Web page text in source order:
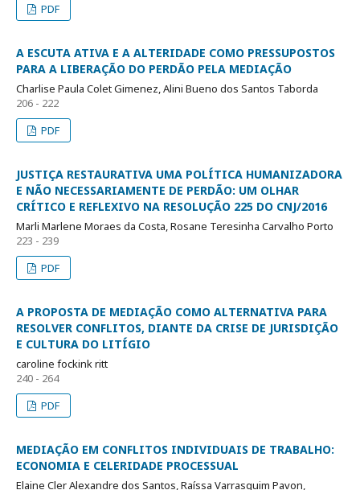
PDF
A ESCUTA ATIVA E A ALTERIDADE COMO PRESSUPOSTOS
PARA A LIBERAÇÃO DO PERDÃO PELA MEDIAÇÃO
Charlise Paula Colet Gimenez, Alini Bueno dos Santos Taborda
206 - 222
PDF
JUSTIÇA RESTAURATIVA UMA POLÍTICA HUMANIZADORA
E NÃO NECESSARIAMENTE DE PERDÃO: UM OLHAR
CRÍTICO E REFLEXIVO NA RESOLUÇÃO 225 DO CNJ/2016
Marli Marlene Moraes da Costa, Rosane Teresinha Carvalho Porto
223 - 239
PDF
A PROPOSTA DE MEDIAÇÃO COMO ALTERNATIVA PARA
RESOLVER CONFLITOS, DIANTE DA CRISE DE JURISDIÇÃO
E CULTURA DO LITÍGIO
caroline fockink ritt
240 - 264
PDF
MEDIAÇÃO EM CONFLITOS INDIVIDUAIS DE TRABALHO:
ECONOMIA E CELERIDADE PROCESSUAL
Elaine Cler Alexandre dos Santos, Raíssa Varrasquim Pavon,